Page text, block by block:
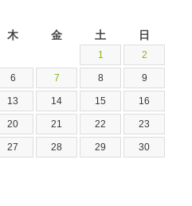
木 金 土 日
1 2
6 7 8 9
13 14 15 16
20 21 22 23
27 28 29 30